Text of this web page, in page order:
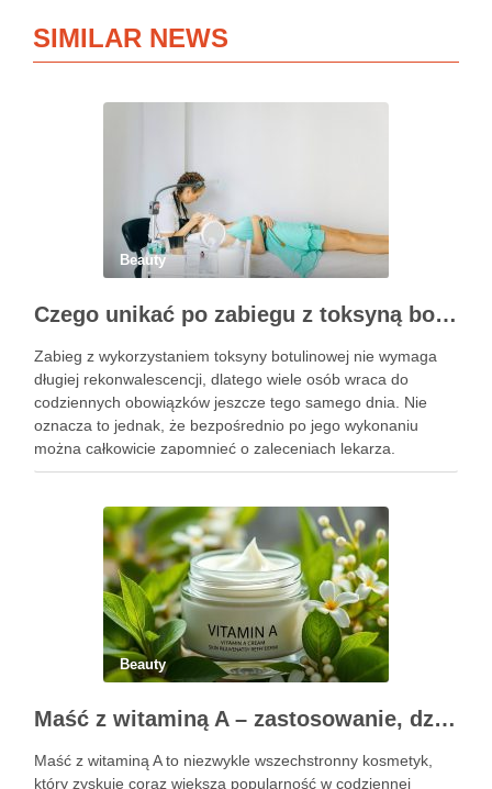
SIMILAR NEWS
Beauty
Czego unikać po zabiegu z toksyną botulinową?
Zabieg z wykorzystaniem toksyny botulinowej nie wymaga
długiej rekonwalescencji, dlatego wiele osób wraca do
codziennych obowiązków jeszcze tego samego dnia. Nie
oznacza to jednak, że bezpośrednio po jego wykonaniu
można całkowicie zapomnieć o zaleceniach lekarza.
Pierwsze godziny i dni po zabiegu mają znaczenie dla
Beauty
Maść z witaminą A – zastosowanie, działanie i bezpieczeństwo stosowania
Maść z witaminą A to niezwykle wszechstronny kosmetyk,
który zyskuje coraz większą popularność w codziennej